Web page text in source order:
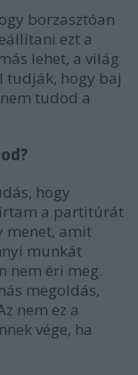
borzasztóan
ezt a
lehet, a világ
tudják, hogy baj
tudod a
hogy
a partitúrát
menet, amit
munkát
nem éri meg.
megoldás,
nem ez a
vége, ha